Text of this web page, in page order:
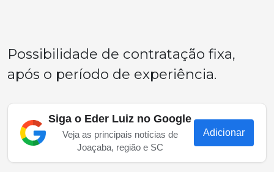
Possibilidade de contratação fixa,
após o período de experiência.
Siga o Eder Luiz no Google
Veja as principais notícias de
Joaçaba, região e SC
Adicionar